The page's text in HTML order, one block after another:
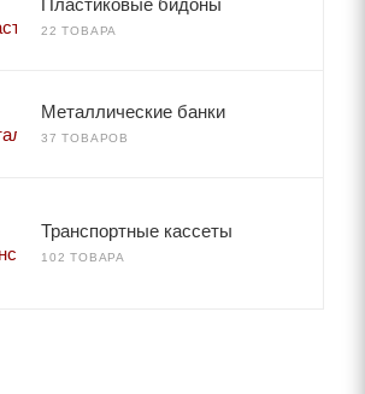
Пластиковые бидоны
22 ТОВАРА
Металлические банки
37 ТОВАРОВ
Транспортные кассеты
102 ТОВАРА